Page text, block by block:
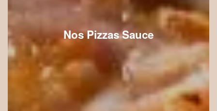
Nos Pizzas Sauce